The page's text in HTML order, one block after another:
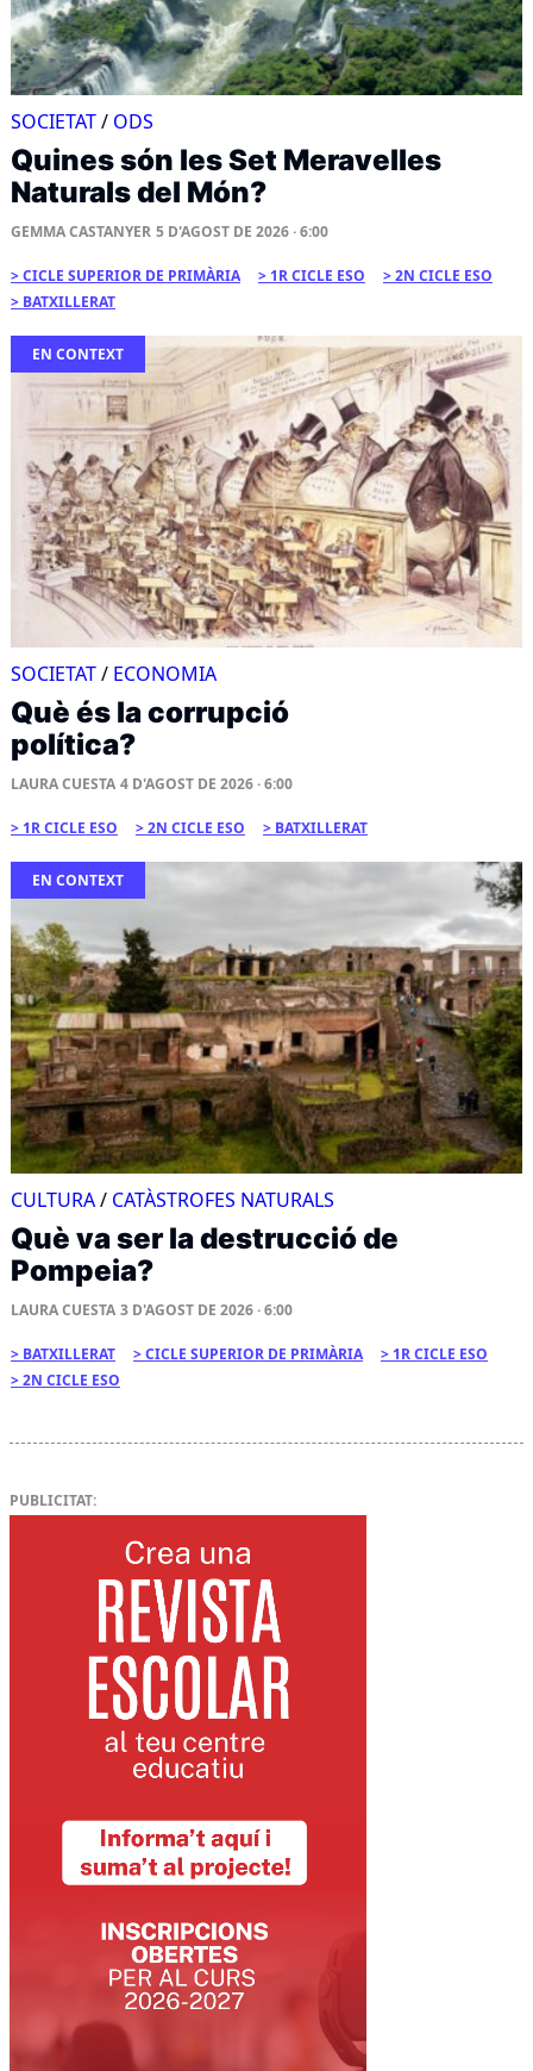
SOCIETAT/ ODS
Quines són les Set Meravelles
Naturals del Món?
GEMMA CASTANYER 5 D'AGOST DE 2026 · 6:00
CICLE SUPERIOR DE PRIMÀRIA 1R CICLE ESO
2N CICLE ESO
BATXILLERAT
EN CONTEXT
SOCIETAT/ ECONOMIA
Què és la corrupció
política?
LAURA CUESTA 4 D'AGOST DE 2026 · 6:00
1R CICLE ESO 2N CICLE ESO BATXILLERAT
EN CONTEXT
CULTURA/ CATÀSTROFES NATURALS
Què va ser la destrucció de
Pompeia?
LAURA CUESTA 3 D'AGOST DE 2026 · 6:00
BATXILLERAT CICLE SUPERIOR DE PRIMÀRIA
1R CICLE ESO
2N CICLE ESO
PUBLICITAT: